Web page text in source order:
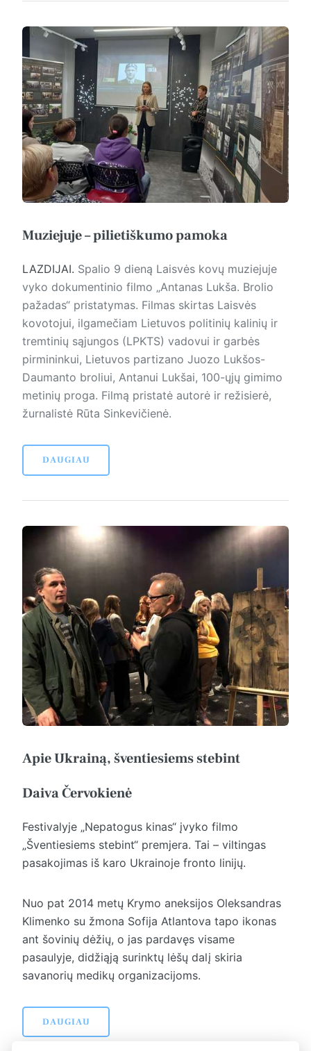
Muziejuje – pilietiškumo pamoka
LAZDIJAI. Spalio 9 dieną Laisvės kovų muziejuje
vyko dokumentinio filmo „Antanas Lukša. Brolio
pažadas“ pristatymas. Filmas skirtas Laisvės
kovotojui, ilgamečiam Lietuvos politinių kalinių ir
tremtinių sąjungos (LPKTS) vadovui ir garbės
pirmininkui, Lietuvos partizano Juozo Lukšos-
Daumanto broliui, Antanui Lukšai, 100-ųjų gimimo
metinių proga. Filmą pristatė autorė ir režisierė,
žurnalistė Rūta Sinkevičienė.
DAUGIAU
Apie Ukrainą, šventiesiems stebint
Daiva Červokienė
Festivalyje „Nepatogus kinas“ įvyko filmo
„Šventiesiems stebint“ premjera. Tai – viltingas
pasakojimas iš karo Ukrainoje fronto linijų.
Nuo pat 2014 metų Krymo aneksijos Oleksandras
Klimenko su žmona Sofija Atlantova tapo ikonas
ant šovinių dėžių, o jas pardavęs visame
pasaulyje, didžiąją surinktų lėšų dalį skiria
savanorių medikų organizacijoms.
DAUGIAU